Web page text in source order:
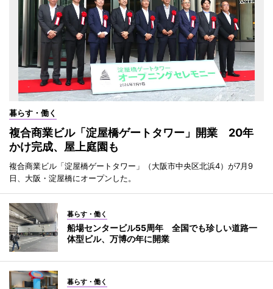
暮らす・働く
複合商業ビル「淀屋橋ゲートタワー」開業 20年
かけ完成、屋上庭園も
複合商業ビル「淀屋橋ゲートタワー」（大阪市中央区北浜4）が7月9
日、大阪・淀屋橋にオープンした。
暮らす・働く
船場センタービル55周年 全国でも珍しい道路一
体型ビル、万博の年に開業
暮らす・働く